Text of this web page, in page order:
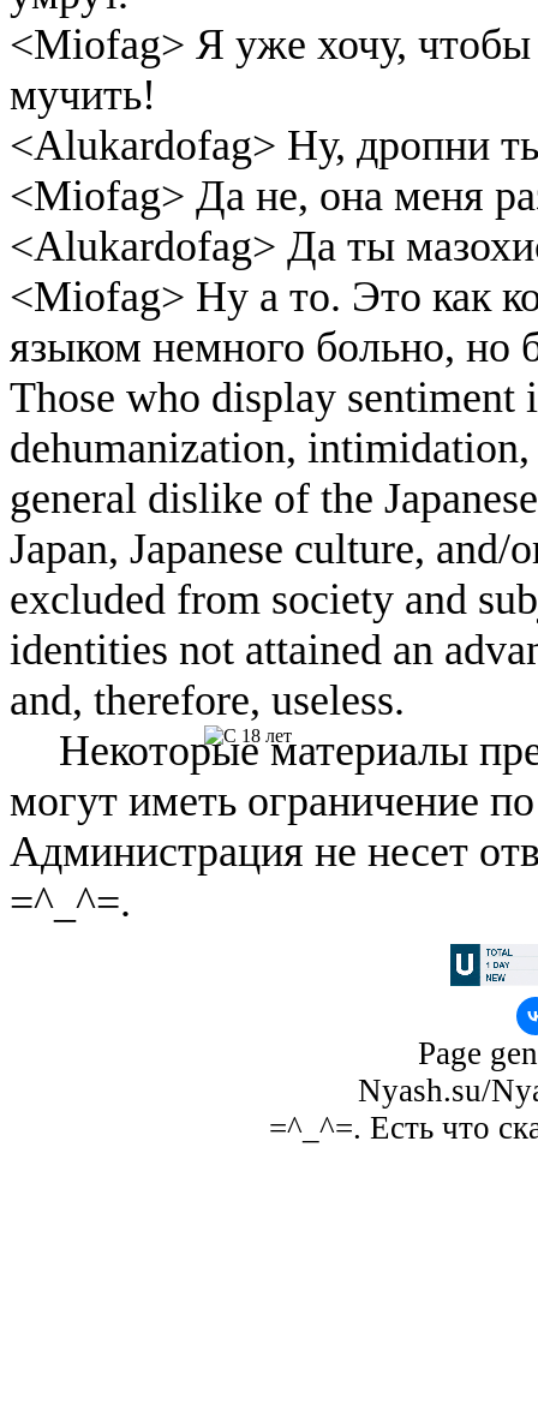
<Miofag> Я уже хочу, чтобы
мучить!
<Alukardofag> Ну, дропни
<Miofag> Да не, она меня
<Alukardofag> Да ты
<Miofag> Ну а то. Это как
языком немного больно, но
Those who display
dehumanization,
general dislike of the
Japan, Japanese culture, and/
excluded from society and
identities not attained an
and, therefore, useless.
Некоторые материалы
могут иметь ограничение
Администрация не несет
=^_^=.
Page
Nyash.su/
=^_^=. Есть что